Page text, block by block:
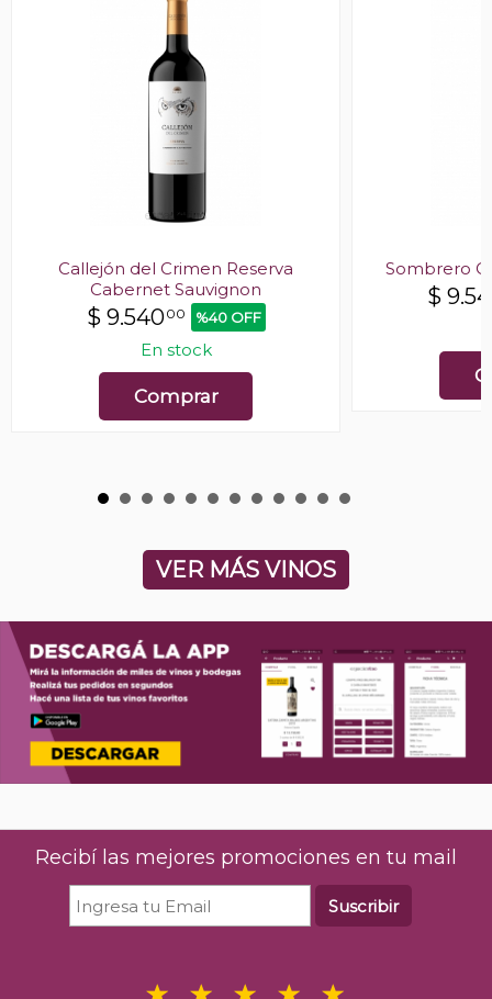
Callejón del Crimen Reserva
Cabernet Sauvignon
$ 9.54000 %40 OFF
En stock
Comprar
Sombrero
$
VER MÁS VINOS
Recibí las mejores promociones en tu mail
Suscribir